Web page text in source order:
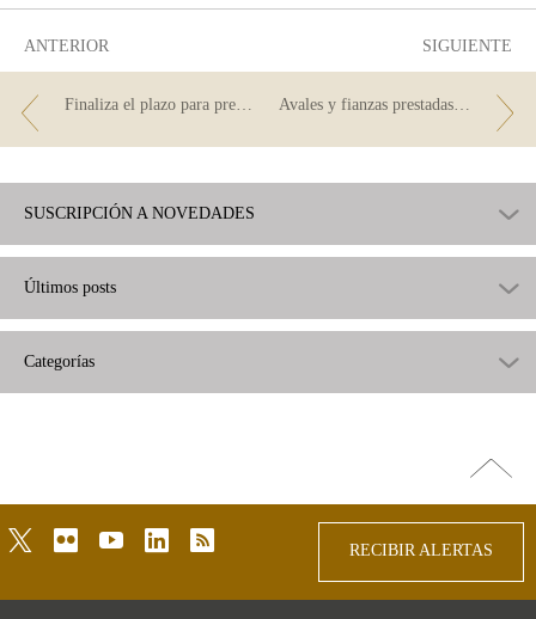
ANTERIOR SIGUIENTE
Avales y fianzas prestadas a un tercero
SUSCRIPCIÓN A NOVEDADES
Últimos posts
Categorías
arriba
twitterflickr youtubelinkedinrss
RECIBIR ALERTAS